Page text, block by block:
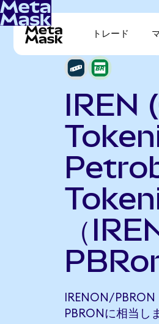
トレード
IREN
（
IRENON/PBRON
PBRONに相当し